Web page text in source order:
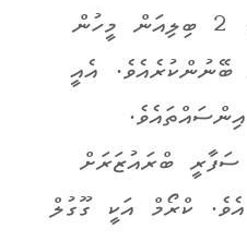
އިންޓަރނެޓް ބްރައުޒަރެވެ. 2 ބިލިއަން މީހުން
ބޭނުންކުރެއެވެ. އެއީ
65 އިންސައްތައެވެ.
ސަފާރީ ބްރައުޒަރަށް
އެވެ. ކްރޯމް އަކީ ގޫގުލް